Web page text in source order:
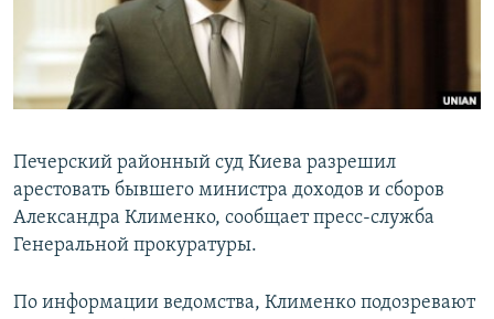
ПОБЕДИТЕЛЕЙ НЕ СУДЯТ?
КРЫМ.НЕПОКОРЕННЫЙ
ELIFBE
ПРИСОЕДИНЯЙТЕСЬ!
Все сайты RFE/RL
Печерский районный суд Киева разрешил
арестовать бывшего министра доходов и сборов
Александра Клименко, сообщает пресс-служба
Генеральной прокуратуры.
По информации ведомства, Клименко подозревают